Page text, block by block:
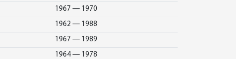
1967 — 1970
1962 — 1988
1967 — 1989
1964 — 1978